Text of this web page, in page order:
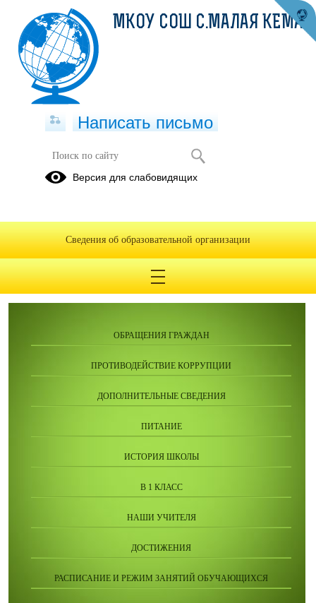
Школьный театр
ОБРАЩЕНИЯ ГРАЖДАН
ПРОТИВОДЕЙСТВИЕ КОРРУПЦИИ
ДОПОЛНИТЕЛЬНЫЕ СВЕДЕНИЯ
ПИТАНИЕ
ИСТОРИЯ ШКОЛЫ
В 1 КЛАСС
НАШИ УЧИТЕЛЯ
ДОСТИЖЕНИЯ
РАСПИСАНИЕ И РЕЖИМ ЗАНЯТИЙ ОБУЧАЮЩИХСЯ
МКОУ СОШ С.МАЛАЯ КЕМА
Написать письмо
Версия для слабовидящих
Сведения об образовательной организации